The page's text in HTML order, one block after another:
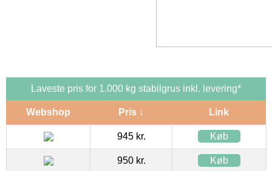
Laveste pris for 1.000 kg stabilgrus inkl. levering*
Webshop Pris ↓ Link
945 kr. Køb
950 kr. Køb